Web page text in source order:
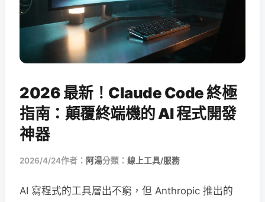
2026 最新！Claude Code 終極
指南：顛覆終端機的 AI 程式開發
神器
2026/4/24作者： 阿湯分類： 線上工具/服務
AI 寫程式的工具層出不窮，但 Anthropic 推出的